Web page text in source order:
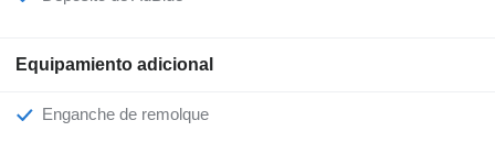
Equipamiento adicional
Enganche de remolque